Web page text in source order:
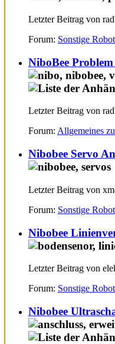
Letzter Beitrag von
Forum: Sonstige
NiboBee
Letzter Beitrag von
Forum: Allgemeines
Nibobee Servo
Letzter Beitrag von
Forum: Sonstige
Nibobee
Letzter Beitrag von
Forum: Sonstige
Nibobee